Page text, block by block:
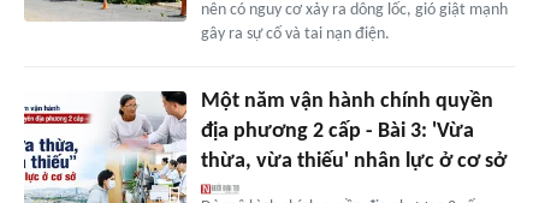
nên có nguy cơ xảy ra dông lốc, gió giật mạnh
gây ra sự cố và tai nạn điện.
Một năm vận hành chính quyền
địa phương 2 cấp - Bài 3: 'Vừa
thừa, vừa thiếu' nhân lực ở cơ sở